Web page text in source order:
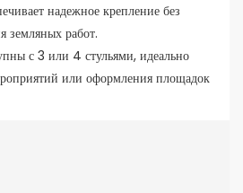
надежное крепление без
земляных работ.
с 3 или 4 стульями, идеально
или оформления площадок